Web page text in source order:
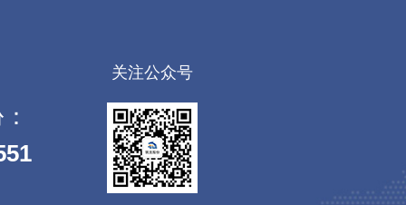
关注公众号